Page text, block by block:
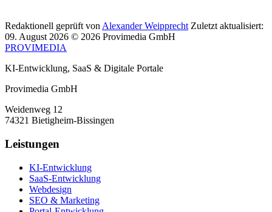
Redaktionell geprüft von Alexander Weipprecht Zuletzt aktualisiert:
09. August 2026 © 2026 Provimedia GmbH
PROVIMEDIA
KI-Entwicklung, SaaS & Digitale Portale
Provimedia GmbH
Weidenweg 12
74321 Bietigheim-Bissingen
Leistungen
KI-Entwicklung
SaaS-Entwicklung
Webdesign
SEO & Marketing